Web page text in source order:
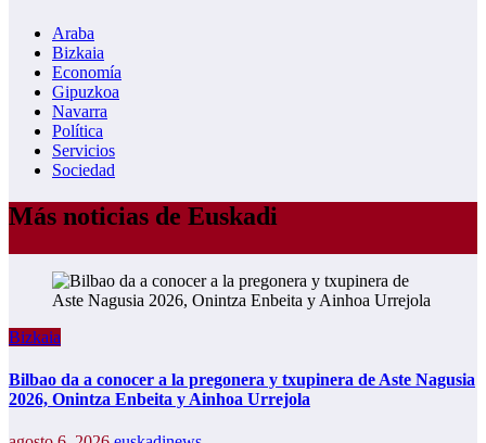
Araba
Bizkaia
Economía
Gipuzkoa
Navarra
Política
Servicios
Sociedad
Más noticias de Euskadi
Bizkaia
Bilbao da a conocer a la pregonera y txupinera de Aste Nagusia
2026, Onintza Enbeita y Ainhoa Urrejola